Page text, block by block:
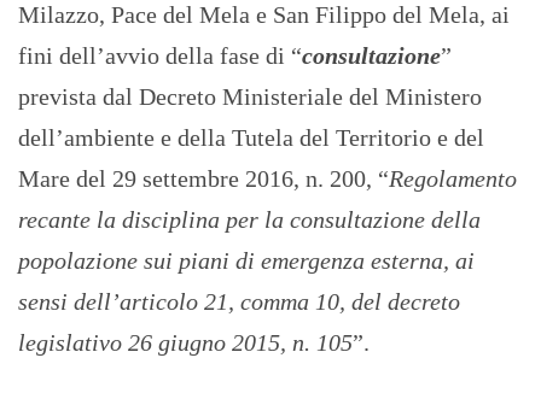
Milazzo, Pace del Mela e San Filippo del Mela, ai
fini dell’avvio della fase di “consultazione”
prevista dal Decreto Ministeriale del Ministero
dell’ambiente e della Tutela del Territorio e del
Mare del 29 settembre 2016, n. 200, “Regolamento
recante la disciplina per la consultazione della
popolazione sui piani di emergenza esterna, ai
sensi dell’articolo 21, comma 10, del decreto
legislativo 26 giugno 2015, n. 105”.